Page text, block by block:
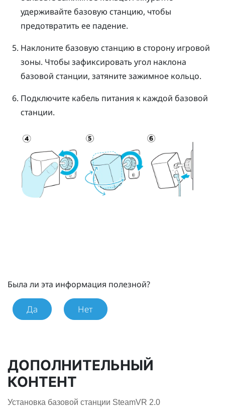
удерживайте базовую станцию, чтобы
предотвратить ее падение.
Наклоните базовую станцию в сторону игровой
зоны. Чтобы зафиксировать угол наклона
базовой станции, затяните зажимное кольцо.
Подключите кабель питания к каждой базовой
станции.
Была ли эта информация полезной?
Да Нет
ДОПОЛНИТЕЛЬНЫЙ
КОНТЕНТ
Установка базовой станции SteamVR 2.0